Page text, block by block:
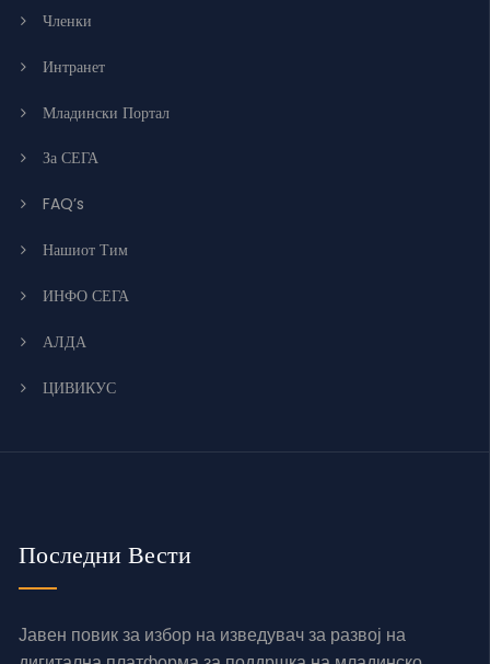
Членки
Интранет
Младински Портал
За СЕГА
FAQ’s
Нашиот Тим
ИНФО СЕГА
АЛДА
ЦИВИКУС
Последни Вести
Јавен повик за избор на изведувач за развој на